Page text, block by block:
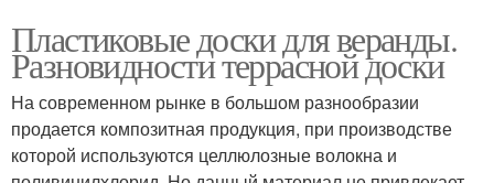
Пластиковые доски для веранды.
Разновидности террасной доски
На современном рынке в большом разнообразии
продается композитная продукция, при производстве
которой используются целлюлозные волокна и